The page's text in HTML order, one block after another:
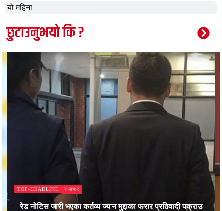
यो महिना
छुटाउनुभयो कि ?
TOP-HEADLINE समाचार
रेड नोटिस जारी भएका कर्तव्य ज्यान मुद्दाका फरार प्रतिवादी पक्राउ